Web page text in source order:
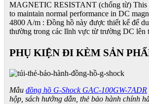
MAGNETIC RESISTANT (chống từ) This
to maintain normal performance in DC
4800 A/m : Đồng hồ này được thiết kế để
thường trong các lĩnh vực từ trường DC lên
PHỤ KIỆN ĐI KÈM SẢN
Mẫu đồng hồ G-Shock GAC-100GW-7ADR
hộp, sách hướng dẫn, thẻ bảo hành chính